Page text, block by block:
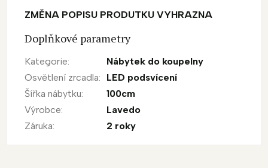
ZMĚNA POPISU PRODUTKU VYHRAZNA
Doplňkové parametry
Kategorie:
Nábytek do koupelny
Osvětlení zrcadla:
LED podsvícení
Šířka nábytku:
100cm
Výrobce:
Lavedo
Záruka: 2 roky